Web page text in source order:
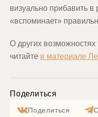
визуально прибавить в
«вспоминает»
О других
читайте в материале
Поделиться
Поделиться